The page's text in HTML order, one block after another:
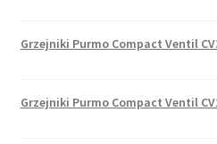
Grzejniki Purmo Compact Ventil
Grzejniki Purmo Compact Ventil